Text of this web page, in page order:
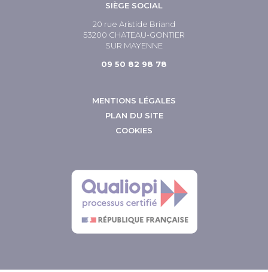
SIÈGE SOCIAL
20 rue Aristide Briand
53200 CHATEAU-GONTIER
SUR MAYENNE
09 50 82 98 78
MENTIONS LÉGALES
PLAN DU SITE
COOKIES